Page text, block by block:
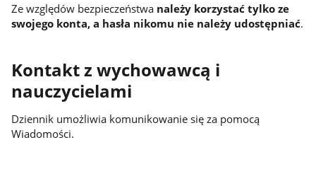
Ze względów bezpieczeństwa należy korzystać tylko ze
swojego konta, a hasła nikomu nie należy udostępniać.
Kontakt z wychowawcą i
nauczycielami
Dziennik umożliwia komunikowanie się za pomocą
Wiadomości.